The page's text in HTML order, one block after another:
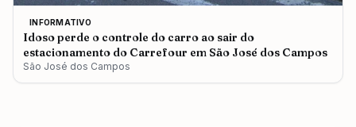
INFORMATIVO
Idoso perde o controle do carro ao sair do
estacionamento do Carrefour em São José dos Campos
São José dos Campos